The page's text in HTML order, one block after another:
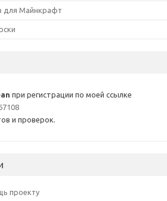
для Майнкрафт
при регистрации по моей ссылке
и проверок.
проекту